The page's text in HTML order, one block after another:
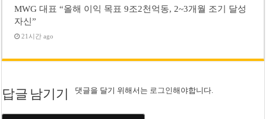
MWG 대표 “올해 이익 목표 9조2천억동, 2~3개월 조기 달성
자신”
21시간 ago
답글 남기기 댓글을 달기 위해서는 로그인해야합니다.